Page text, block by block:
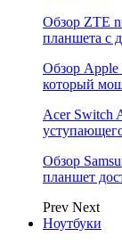
Обзор ZTE
планшета с
Обзор Apple
который
Acer Switch
Обзор
планшет
Prev Next
Ноутбуки